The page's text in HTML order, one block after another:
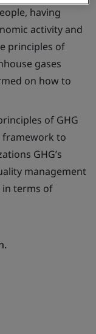
having
activity and
principles of
gases
on how to
of GHG
framework to
GHG’s
management
in terms of